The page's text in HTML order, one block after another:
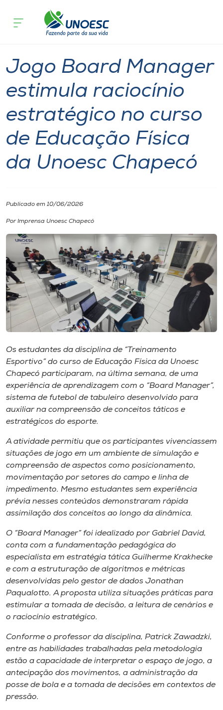
Cursos
Pesquisa
Atendimento ao Estudante
Portal de Ensino
Internacionalização
I.nova
Diplomados
Cultura
CPA
Biblioteca
Editora
Rádio
Museu
Unoesc
Store
Selecione
o idioma
A+
A-
Comunidade
Jogo Board Manager
estimula raciocínio
estratégico no curso
de Educação Física
da Unoesc Chapecó
Publicado em 10/06/2026
Por Imprensa Unoesc Chapecó
Os estudantes da disciplina de “Treinamento
Esportivo” do curso de Educação Física da Unoesc
Chapecó participaram, na última semana, de uma
experiência de aprendizagem com o “Board Manager”,
sistema de futebol de tabuleiro desenvolvido para
auxiliar na compreensão de conceitos táticos e
estratégicos do esporte.
A atividade permitiu que os participantes vivenciassem
situações de jogo em um ambiente de simulação e
compreensão de aspectos como posicionamento,
movimentação por setores do campo e linha de
impedimento. Mesmo estudantes sem experiência
prévia nesses conteúdos demonstraram rápida
assimilação dos conceitos ao longo da dinâmica.
O “Board Manager” foi idealizado por Gabriel David,
conta com a fundamentação pedagógica do
especialista em estratégia tática Guilherme Krakhecke
e com a estruturação de algoritmos e métricas
desenvolvidas pelo gestor de dados Jonathan
Paqualotto. A proposta utiliza situações práticas para
estimular a tomada de decisão, a leitura de cenários e
o raciocínio estratégico.
Conforme o professor da disciplina, Patrick Zawadzki,
entre as habilidades trabalhadas pela metodologia
estão a capacidade de interpretar o espaço de jogo, a
antecipação dos movimentos, a administração da
posse de bola e a tomada de decisões em contextos de
pressão.